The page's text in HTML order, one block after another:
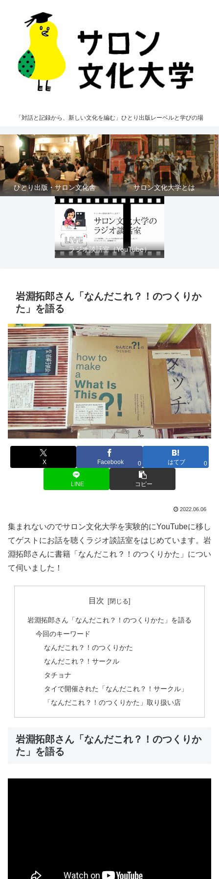
「対話と記録から、新しい文化を編む」ひとり出版レーベルと学びの場
ひとり出版・サロン文化舎 サロン文化大学とは
ラジオ談話室（YouTube）
岩淵拓郎さん「なんだこれ？！のつくりか
た」を語る
X Facebook 0 はてブ 0
LINE コピー
2022.06.06
集まれないのでサロン文化大学を実験的にYouTubeに移し
てゲストにお話を聴くラジオ談話室をはじめています。岩
淵拓郎さんに書籍「なんだこれ？！のつくりかた」につい
て伺いました！
目次
岩淵拓郎さん「なんだこれ？！のつくりかた」を語る
今回のキーワード
なんだこれ？！のつくりかた
なんだこれ？！サークル
タチョナ
タイで開催された「なんだこれ？！サークル」
「なんだこれ？！のつくりかた」取り扱い店
岩淵拓郎さん「なんだこれ？！のつくりか
た」を語る